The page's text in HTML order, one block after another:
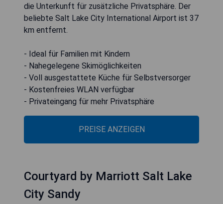
die Unterkunft für zusätzliche Privatsphäre. Der
beliebte Salt Lake City International Airport ist 37
km entfernt.
- Ideal für Familien mit Kindern
- Nahegelegene Skimöglichkeiten
- Voll ausgestattete Küche für Selbstversorger
- Kostenfreies WLAN verfügbar
- Privateingang für mehr Privatsphäre
PREISE ANZEIGEN
Courtyard by Marriott Salt Lake
City Sandy